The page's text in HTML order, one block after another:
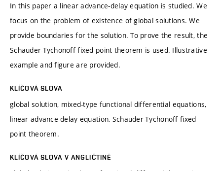
In this paper a linear advance-delay equation is studied. We
focus on the problem of existence of global solutions. We
provide boundaries for the solution. To prove the result, the
Schauder-Tychonoff fixed point theorem is used. Illustrative
example and figure are provided.
KLÍČOVÁ SLOVA
global solution, mixed-type functional differential equations,
linear advance-delay equation, Schauder-Tychonoff fixed
point theorem.
KLÍČOVÁ SLOVA V ANGLIČTINĚ